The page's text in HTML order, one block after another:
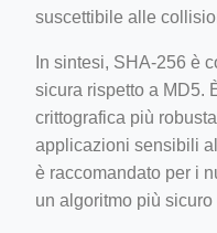
suscettibile alle
In sintesi, SHA-256 è
sicura rispetto a MD5.
crittografica più
applicazioni sensibili
è raccomandato per i
un algoritmo più